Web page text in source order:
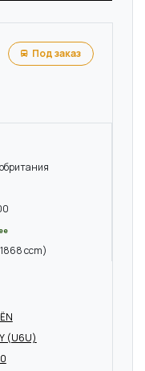
Под заказ
ccm)
(U6U)